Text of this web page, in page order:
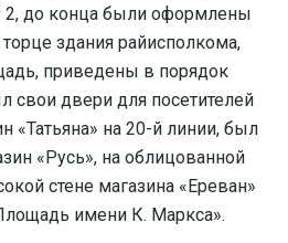
до конца были оформлены
здания райисполкома,
приведены в порядок
двери для посетителей
«Татьяна» на 20-й линии, был
«Русь», на облицованной
стене магазина «Ереван»
имени К. Маркса».